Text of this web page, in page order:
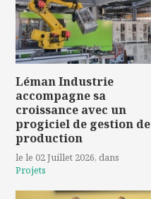
Léman Industrie
accompagne sa
croissance avec un
progiciel de gestion de
production
le le 02 Juillet 2026, dans
Projets